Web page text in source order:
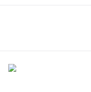
В избранное